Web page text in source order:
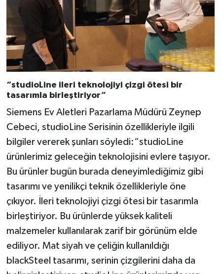
“studioLine ileri teknolojiyi çizgi ötesi bir
tasarımla birleştiriyor”
Siemens Ev Aletleri Pazarlama Müdürü Zeynep
Cebeci, studioLine Serisinin özellikleriyle ilgili
bilgiler vererek şunları söyledi:“studioLine
ürünlerimiz geleceğin teknolojisini evlere taşıyor.
Bu ürünler bugün burada deneyimlediğimiz gibi
tasarımı ve yenilikçi teknik özellikleriyle öne
çıkıyor. İleri teknolojiyi çizgi ötesi bir tasarımla
birleştiriyor. Bu ürünlerde yüksek kaliteli
malzemeler kullanılarak zarif bir görünüm elde
ediliyor. Mat siyah ve çeliğin kullanıldığı
blackSteel tasarımı, serinin çizgilerini daha da